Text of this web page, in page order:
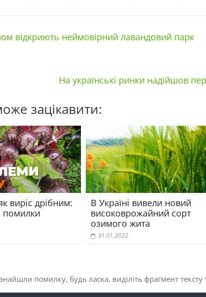
відкриють неймовірний лавандовий парк
На українські ринки надійшов
зацікавити:
виріс дрібним:
помилки
В Україні вивели новий
високоврожайний сорт
озимого жита
31.01.2022
помилку, будь ласка, виділіть фрагмент тексту